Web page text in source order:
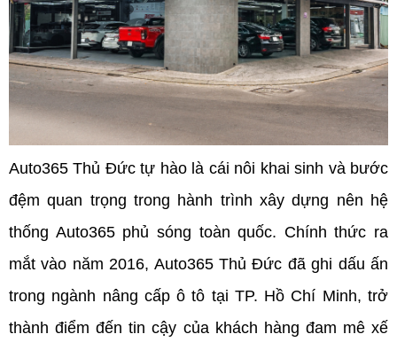
Auto365 Thủ Đức tự hào là cái nôi khai sinh và bước
đệm quan trọng trong hành trình xây dựng nên hệ
thống Auto365 phủ sóng toàn quốc. Chính thức ra
mắt vào năm 2016, Auto365 Thủ Đức đã ghi dấu ấn
trong ngành nâng cấp ô tô tại TP. Hồ Chí Minh, trở
thành điểm đến tin cậy của khách hàng đam mê xế